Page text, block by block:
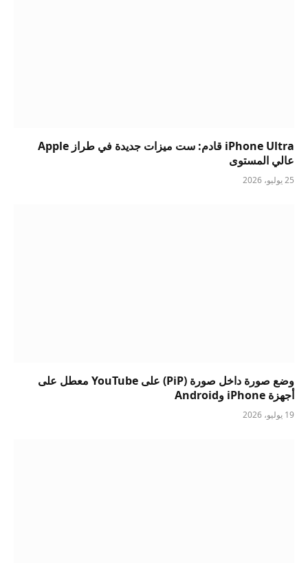
iPhone Ultra قادم: ست ميزات جديدة في طراز Apple
عالي المستوى
25 يوليو، 2026
وضع صورة داخل صورة (PiP) على YouTube معطل على
أجهزة iPhone وAndroid
19 يوليو، 2026